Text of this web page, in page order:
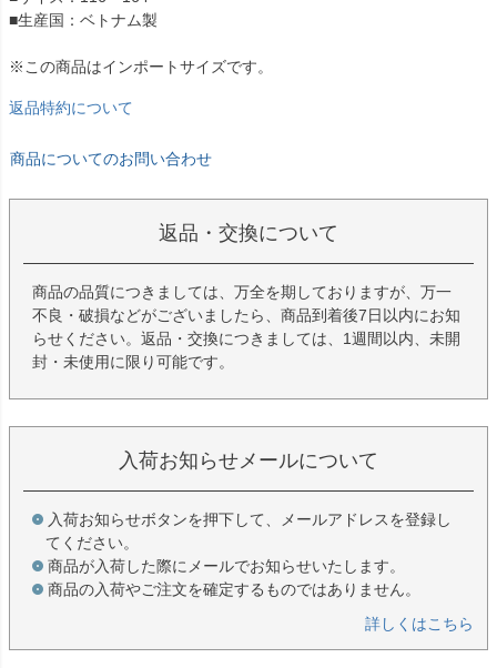
■生産国：ベトナム製
※この商品はインポートサイズです。
返品特約について
商品についてのお問い合わせ
返品・交換について
商品の品質につきましては、万全を期しておりますが、万一
不良・破損などがございましたら、商品到着後7日以内にお知
らせください。返品・交換につきましては、1週間以内、未開
封・未使用に限り可能です。
入荷お知らせメールについて
入荷お知らせボタンを押下して、メールアドレスを登録し
てください。
商品が入荷した際にメールでお知らせいたします。
商品の入荷やご注文を確定するものではありません。
詳しくはこちら